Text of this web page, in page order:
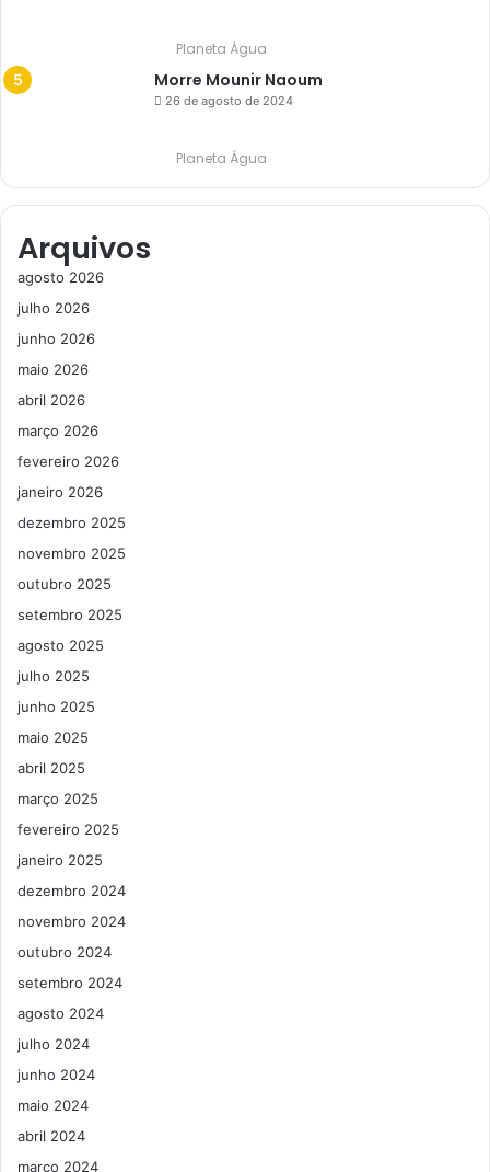
Planeta Água
Morre Mounir Naoum
26 de agosto de 2024
Planeta Água
Arquivos
agosto 2026
julho 2026
junho 2026
maio 2026
abril 2026
março 2026
fevereiro 2026
janeiro 2026
dezembro 2025
novembro 2025
outubro 2025
setembro 2025
agosto 2025
julho 2025
junho 2025
maio 2025
abril 2025
março 2025
fevereiro 2025
janeiro 2025
dezembro 2024
novembro 2024
outubro 2024
setembro 2024
agosto 2024
julho 2024
junho 2024
maio 2024
abril 2024
março 2024